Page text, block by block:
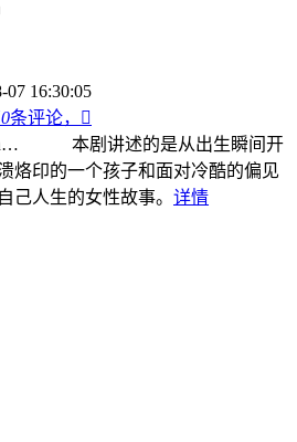
07 16:30:05
0条评论，

本剧讲述的是从出生瞬间开
烙印的一个孩子和面对冷酷的偏见
己人生的女性故事。 详情